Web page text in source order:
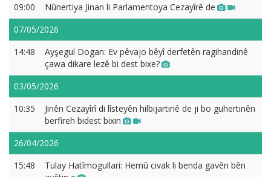
09:00
Nûnertiya Jinan li Parlamentoya Cezayîrê de
07/05/2026
14:48
Ayşegul Dogan: Ev pêvajo bêyî derfetên ragihandinê
çawa dikare lezê bi dest bixe?
03/05/2026
10:35
Jinên Cezayîrî di lîsteyên hilbijartinê de ji bo guhertinên
berfireh bidest bixin
26/04/2026
15:48
Tulay Hatîmogullari: Hemû civak li benda gavên bên